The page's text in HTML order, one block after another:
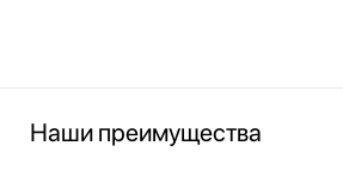
Наши преимущества